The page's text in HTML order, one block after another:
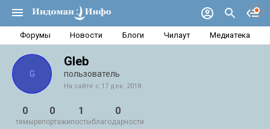
Форумы Новости Блоги Чилаут Медиатека
G
Gleb
пользователь
На сайте с 17 дек. 2018
0
темы
0
репортажи
1
посты
0
благодарности